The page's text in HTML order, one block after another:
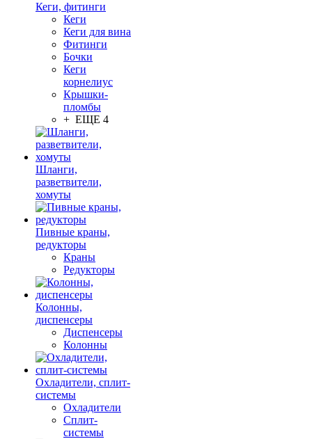
Кеги, фитинги
Кеги
Кеги для вина
Фитинги
Бочки
Кеги
корнелиус
Крышки-
пломбы
+ ЕЩЕ 4
Шланги,
разветвители,
хомуты
Пивные краны,
редукторы
Краны
Редукторы
Колонны,
диспенсеры
Диспенсеры
Колонны
Охладители, сплит-
системы
Охладители
Сплит-
системы